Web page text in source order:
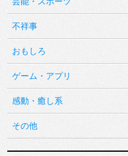
不祥事
おもしろ
ゲーム・アプリ
感動・癒し系
その他